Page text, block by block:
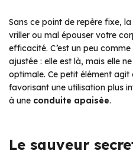
Sans ce point de repère fixe,
vriller ou mal épouser votre
efficacité. C’est un peu
ajustée : elle est là, mais elle
optimale. Ce petit élément
favorisant une utilisation plus
à une conduite apaisée.
Le sauveur